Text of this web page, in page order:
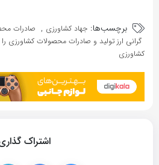
برچسب‌ها: جهاد کشاورزی , صادرات
گرانی ارز تولید و صادرات محصولات کشاورزی
کشاورزی
اشتراک